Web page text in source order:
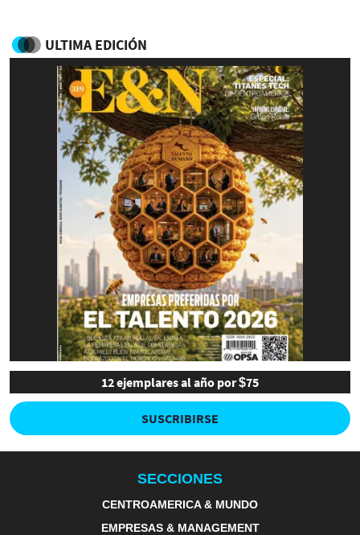
ULTIMA EDICIÓN
12 ejemplares al año por $75
SUSCRIBIRSE
SECCIONES
CENTROAMERICA & MUNDO
EMPRESAS & MANAGEMENT